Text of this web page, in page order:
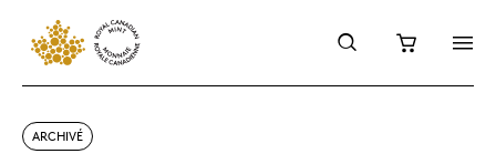
ARCHIVÉ